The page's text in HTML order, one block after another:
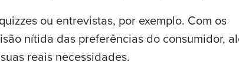
ou entrevistas, por exemplo. Com os
nítida das preferências do consumidor,
reais necessidades.